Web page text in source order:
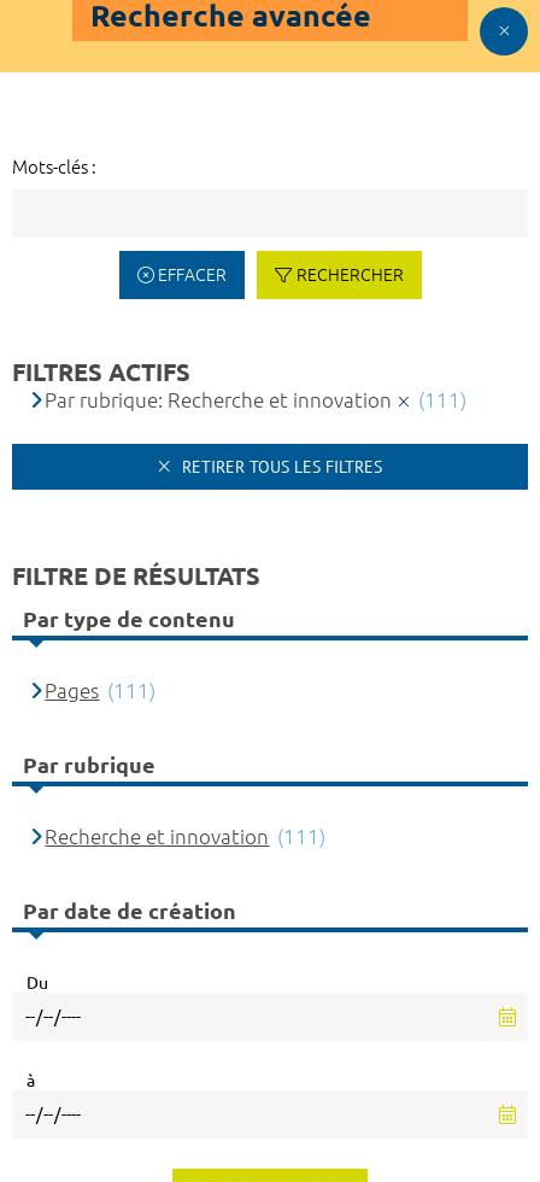
Recherche avancée
Mots-clés :
EFFACER RECHERCHER
FILTRES ACTIFS
Par rubrique: Recherche et innovation (111)
RETIRER TOUS LES FILTRES
FILTRE DE RÉSULTATS
Par type de contenu
Pages (111)
Par rubrique
Recherche et innovation (111)
Par date de création
Du
à